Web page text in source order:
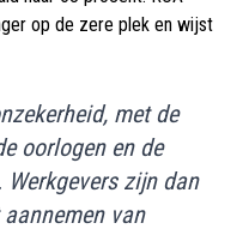
op de zere plek en wijst
met de
oorlogen en de
zijn dan
van